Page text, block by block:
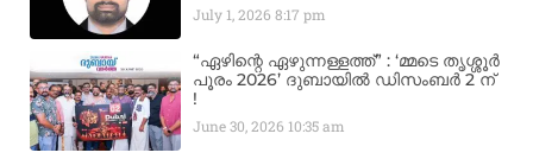
July 1, 20268:17 pm
“ഏഴിന്റെ ഏഴുന്നള്ളത്ത്” : ‘മ്മടെ തൃശ്ശൂർ
പൂരം 2026’ ദുബായിൽ ഡിസംബർ 2 ന്
!
June 30, 2026 10:35 am